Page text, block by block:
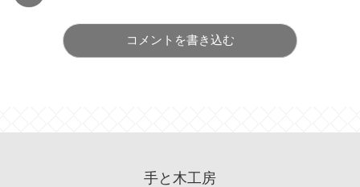
コメントを書き込む
手と木工房